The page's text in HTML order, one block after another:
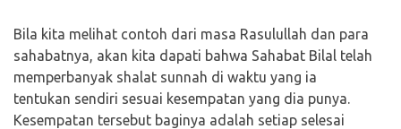
Bila kita melihat contoh dari masa Rasulullah dan para
sahabatnya, akan kita dapati bahwa Sahabat Bilal telah
memperbanyak shalat sunnah di waktu yang ia
tentukan sendiri sesuai kesempatan yang dia punya.
Kesempatan tersebut baginya adalah setiap selesai